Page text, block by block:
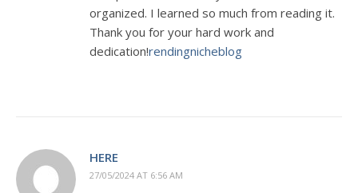
organized. I learned so much from reading it.
Thank you for your hard work and
dedication!rendingnicheblog
HERE
27/05/2024 AT 6:56 AM